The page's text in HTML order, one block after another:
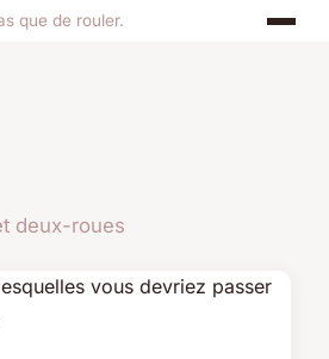
que de rouler.
deux-roues